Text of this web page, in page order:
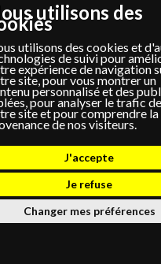
utilisons des
utilisons des cookies et
de suivi pour
expérience de navigation
site, pour vous montrer un
personnalisé et des
pour analyser le trafic de
site et pour comprendre la
de nos visiteurs.
J'accepte
Je refuse
Changer mes préférences
de la vente de pièces
à Chaleur Panasonic et